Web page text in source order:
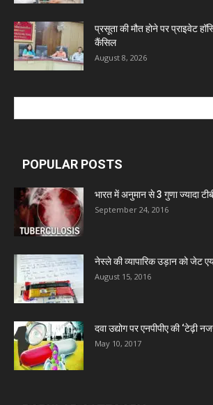
Mcneil & Argus Pharmaceuticals
Nitin Lifesciences Ltd.
Wamika Pharmaceuticals Pvt. Ltd.
Leeford Healthcare Ltd
Admac Group Companies
Deep Shree Pharmaceuticals
Zumentes Healthcare
Digital Vision
प्रसूता की मौत होने पर प्राइवेट
कैंसिल
August 8, 2026
POPULAR POSTS
भारत में अनुमान से 3 गुणा ज्यादा
September 24, 2016
नेस्ले की व्यापारिक उड़ान को जेट
August 15, 2016
दवा उद्योग पर एनपीपीए की ‘टेढ़ी
May 10, 2017